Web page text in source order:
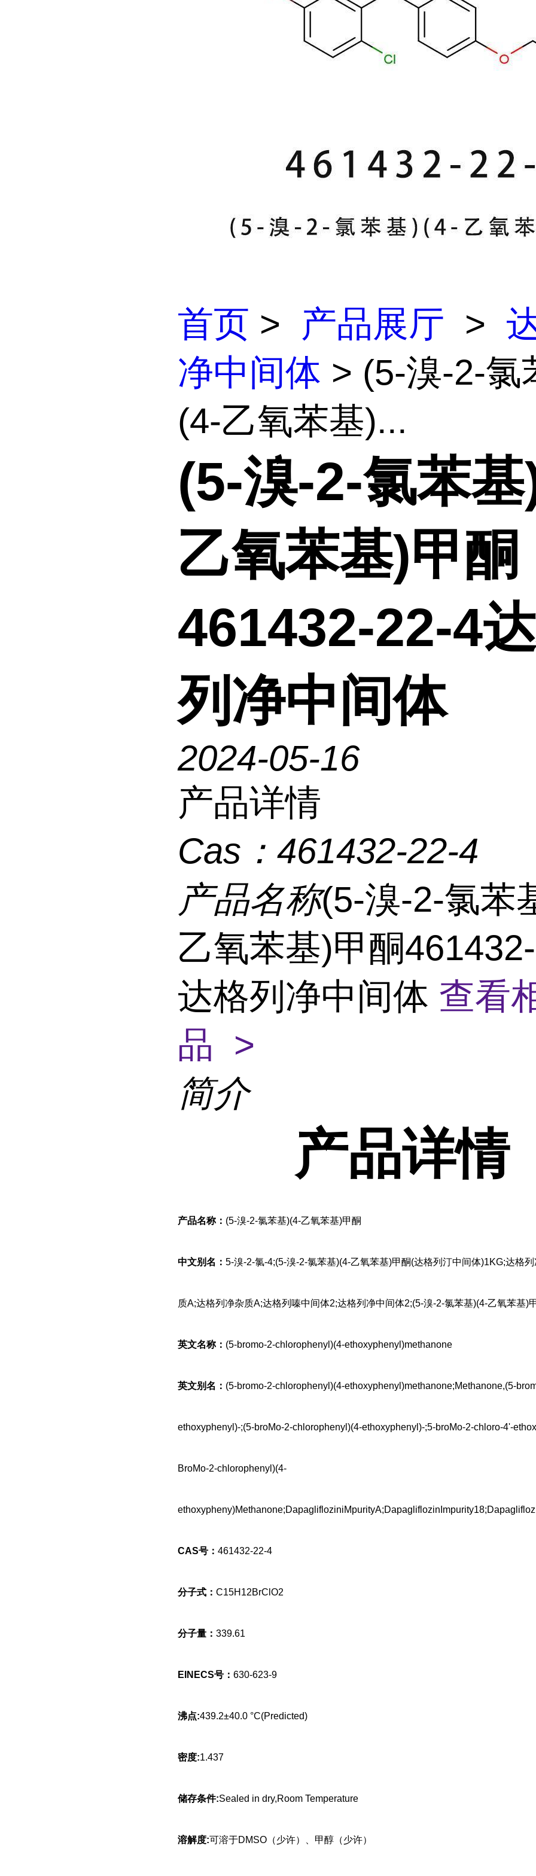
首页 > 产品展厅 >
净中间体 > (5-溴-2-氯
(4-乙氧苯基)...
(5-溴-2-氯苯
乙氧苯基)甲酮
461432-22-4
列净中间体
2024-05-16
产品详情
Cas： 461432-22-4
产品名称(5-溴-2-氯苯
乙氧苯基)甲酮
达格列净中间体 查看
品 >
简介
产品详情
产品名称： (5-溴-2-氯苯基)(4-乙氧苯基)甲酮
中文别名： 5-溴-2-氯-4;(5-溴-2-氯苯基)(4-乙氧苯基)甲酮(达格列汀中间体)1KG;达格
质A;达格列净杂质A;达格列嗪中间体2;达格列净中间体2;(5-溴-2-氯苯基)(4-乙氧苯基)
英文名称： (5-bromo-2-chlorophenyl)(4-ethoxyphenyl)methanone
英文别名： (5-bromo-2-chlorophenyl)(4-ethoxyphenyl)methanone;Methanone,(5-
ethoxyphenyl)-;(5-broMo-2-chlorophenyl)(4-ethoxyphenyl)-;5-broMo-2-chloro-4'-
BroMo-2-chlorophenyl)(4-
CAS号： 461432-22-4
分子式： C15H12BrClO2
分子量： 339.61
EINECS号： 630-623-9
沸点:439.2±40.0 °C(Predicted)
密度:1.437
储存条件:Sealed in dry,Room Temperature
溶解度:可溶于DMSO（少许）、甲醇（少许）